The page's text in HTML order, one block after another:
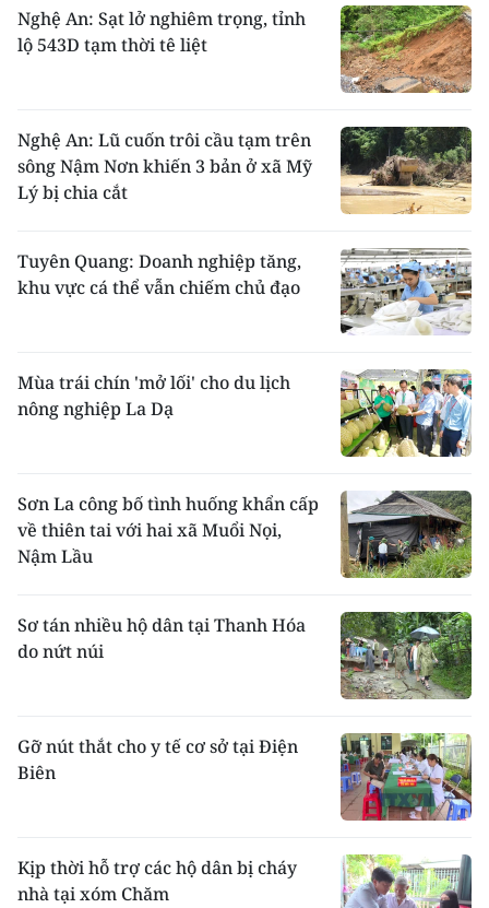
Nghệ An: Sạt lở nghiêm trọng, tỉnh
lộ 543D tạm thời tê liệt
Nghệ An: Lũ cuốn trôi cầu tạm trên
sông Nậm Nơn khiến 3 bản ở xã Mỹ
Lý bị chia cắt
Tuyên Quang: Doanh nghiệp tăng,
khu vực cá thể vẫn chiếm chủ đạo
Mùa trái chín 'mở lối' cho du lịch
nông nghiệp La Dạ
Sơn La công bố tình huống khẩn cấp
về thiên tai với hai xã Muổi Nọi,
Nậm Lầu
Sơ tán nhiều hộ dân tại Thanh Hóa
do nứt núi
Gỡ nút thắt cho y tế cơ sở tại Điện
Biên
Kịp thời hỗ trợ các hộ dân bị cháy
nhà tại xóm Chăm